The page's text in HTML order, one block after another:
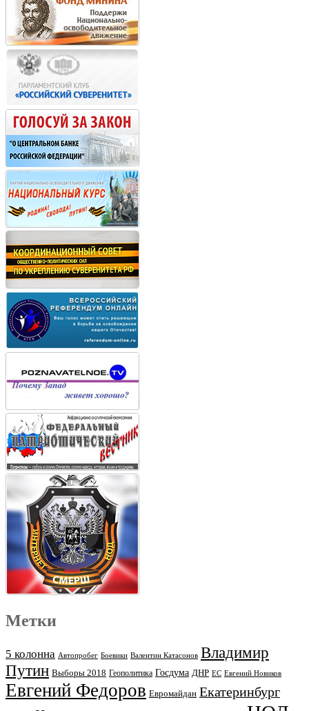
Метки
5 колонна Автопробег Боевики Валентин Катасонов Владимир
Путин Выборы 2018 Геополитика Госдума ДНР ЕС Евгений Новиков
Евгений Федоров Евромайдан Екатеринбург